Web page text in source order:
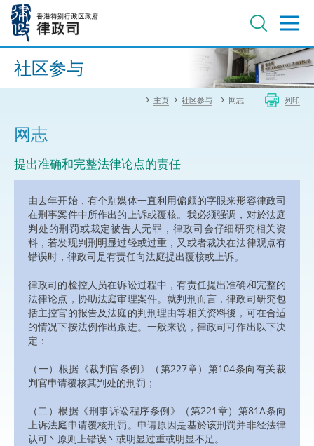
内
进阶搜寻
社区参与
主页 社区参与 网志 列印
网志
提出准确和完整法律论点的责任
由去年开始，有个别媒体一直利用偏颇的字眼来形容律政司
在刑事案件中所作出的上诉或覆核。我必须强调，对於法庭
判处的刑罚或裁定被告人无罪，律政司会仔细研究相关资
料，若发现判刑明显过轻或过重，又或者裁决在法律观点有
错误时，律政司是有责任向法庭提出覆核或上诉。
律政司的检控人员在诉讼过程中，有责任提出准确和完整的
法律论点，协助法庭审理案件。就判刑而言，律政司研究包
括主控官的报告及法庭的判刑理由等相关资料後，可在合适
的情况下按法例作出跟进。一般来说，律政司可作出以下决
定：
（一）根据《裁判官条例》（第227章）第104条向有关裁
判官申请覆核其判处的刑罚；
（二）根据《刑事诉讼程序条例》（第221章）第81A条向
上诉法庭申请覆核刑罚。申请原因是基於该刑罚并非经法律
认可丶原则上错误丶或明显过重或明显不足。